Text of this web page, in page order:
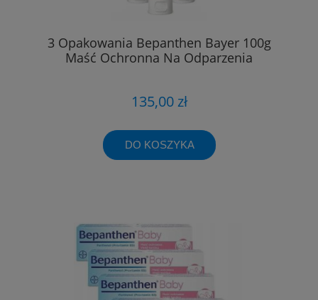
3 Opakowania Bepanthen Bayer 100g
Maść Ochronna Na Odparzenia
135,00 zł
DO KOSZYKA